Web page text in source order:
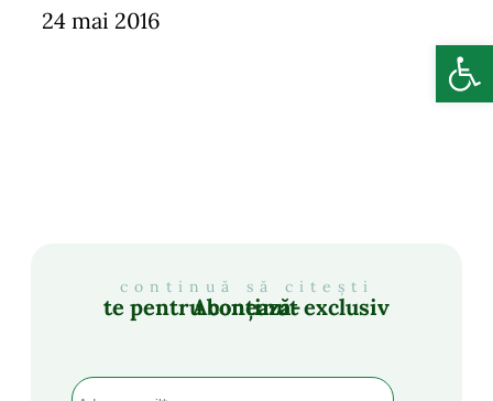
24 mai 2016
continuă să citești
Abonează-te pentru conținut exclusiv